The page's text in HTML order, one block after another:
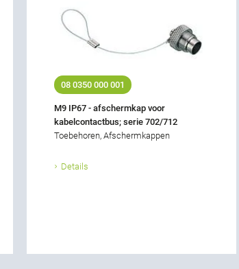
08 0350 000 001
M9 IP67 - afschermkap voor
kabelcontactbus; serie 702/712
Toebehoren, Afschermkappen
Details